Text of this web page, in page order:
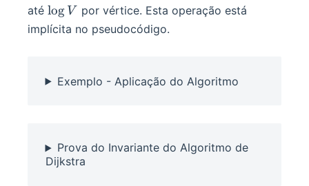
até \log
V
log V por vértice. Esta operação está
implícita no pseudocódigo.
Exemplo - Aplicação do Algoritmo
Prova do Invariante do Algoritmo de
Dijkstra